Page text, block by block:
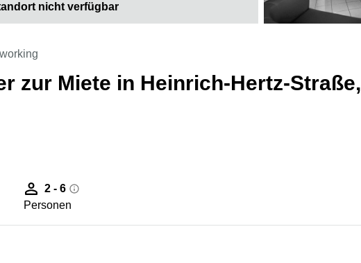
nicht verfügbar
zur Miete in Heinrich-Hertz-Straße,
2 - 6
Personen